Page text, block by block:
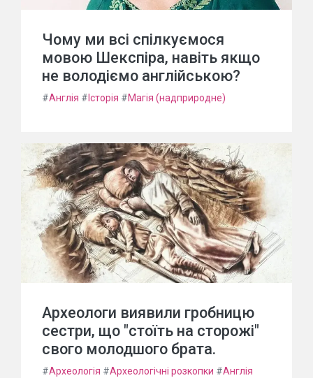
Чому ми всі спілкуємося
мовою Шекспіра, навіть якщо
не володіємо англійською?
#Англія # Історія #Магія (надприродне)
Археологи виявили гробницю
сестри, що "стоїть на сторожі"
свого молодшого брата.
#Археологія #Археологічні розкопки #Англія